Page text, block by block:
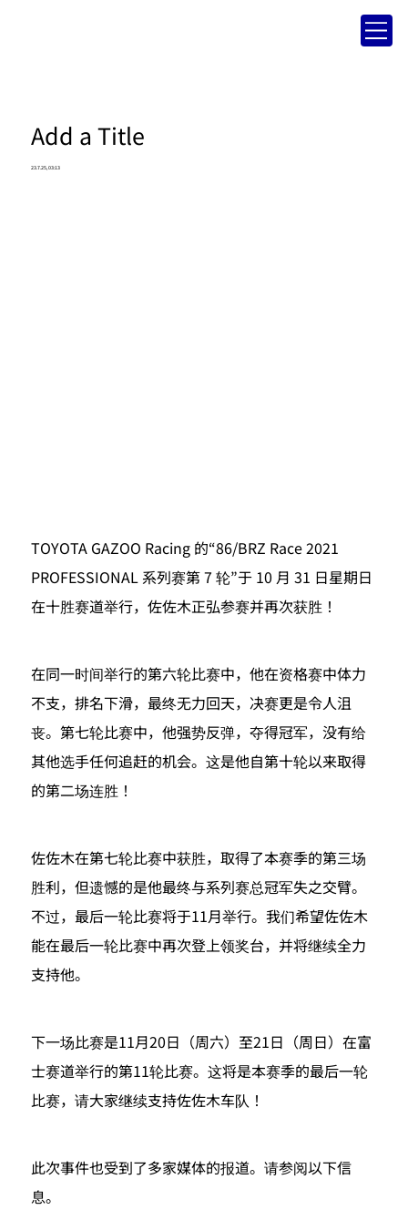
Add a Title
23.7.25, 03:13
TOYOTA GAZOO Racing 的“86/BRZ Race 2021
PROFESSIONAL 系列赛第 7 轮”于 10 月 31 日星期日
在十胜赛道举行，佐佐木正弘参赛并再次获胜！
在同一时间举行的第六轮比赛中，他在资格赛中体力
不支，排名下滑，最终无力回天，决赛更是令人沮
丧。第七轮比赛中，他强势反弹，夺得冠军，没有给
其他选手任何追赶的机会。这是他自第十轮以来取得
的第二场连胜！
佐佐木在第七轮比赛中获胜，取得了本赛季的第三场
胜利，但遗憾的是他最终与系列赛总冠军失之交臂。
不过，最后一轮比赛将于11月举行。我们希望佐佐木
能在最后一轮比赛中再次登上领奖台，并将继续全力
支持他。
下一场比赛是11月20日（周六）至21日（周日）在富
士赛道举行的第11轮比赛。这将是本赛季的最后一轮
比赛，请大家继续支持佐佐木车队！
此次事件也受到了多家媒体的报道。请参阅以下信
息。